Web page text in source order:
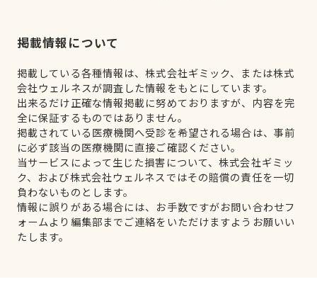
掲載情報について
掲載している各種情報は、株式会社ギミック、または株式
会社ウェルネスが調査した情報をもとにしています。
出来るだけ正確な情報掲載に努めておりますが、内容を完
全に保証するものではありません。
掲載されている医療機関へ受診を希望される場合は、事前
に必ず該当の医療機関に直接ご確認ください。
当サービスによって生じた損害について、株式会社ギミッ
ク、および株式会社ウェルネスではその賠償の責任を一切
負わないものとします。
情報に誤りがある場合には、お手数ですがお問い合わせフ
ォームより編集部までご連絡をいただけますようお願いい
たします。